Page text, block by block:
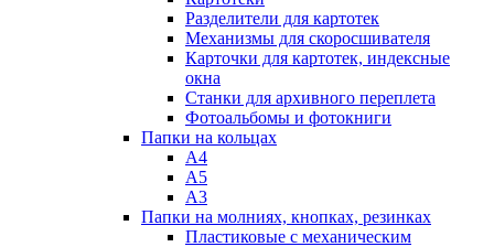
Разделители для картотек
Механизмы для скоросшивателя
Карточки для картотек, индексные
окна
Станки для архивного переплета
Фотоальбомы и фотокниги
Папки на кольцах
А4
А5
А3
Папки на молниях, кнопках, резинках
Пластиковые с механическим